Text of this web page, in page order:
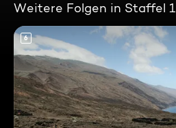
Weitere Folgen in Staffel 1
6